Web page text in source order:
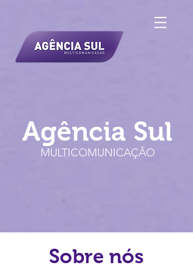
Agência Sul
MULTICOMUNICAÇÃO
Sobre nós